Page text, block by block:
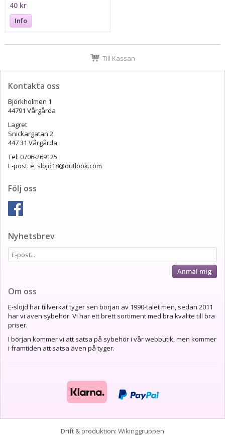
40 kr
Info
Till Kassan
Kontakta oss
Björkholmen 1
44791 Vårgårda
Lagret
Snickargatan 2
447 31 Vårgårda
Tel: 0706-269125
E-post: e_slojd18@outlook.com
Följ oss
Nyhetsbrev
Anmäl mig
Om oss
E-slöjd har tillverkat tyger sen början av 1990-talet men, sedan 2011
har vi även sybehör. Vi har ett brett sortiment med bra kvalite till bra
priser.
I början kommer vi att satsa på sybehör i vår webbutik, men kommer
i framtiden att satsa även på tyger.
Drift & produktion: Wikinggruppen